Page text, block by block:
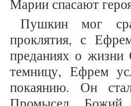
Марии спасают
Пушкин мог
проклятия, с
преданиях о жизни
темницу, Ефрем
покаянию. Он